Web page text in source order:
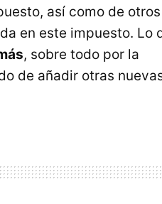
así como de otros
en este impuesto. Lo
, sobre todo por la
de añadir otras